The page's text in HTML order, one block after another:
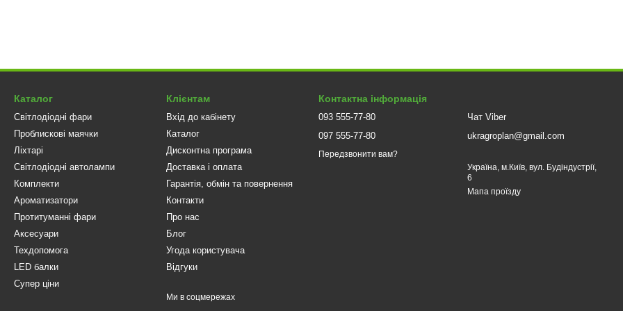
ідеального балансу між потужністю та зручністю встановлення. Такі фари забезпечують сильне світло з великим кутом
з різними типами кузовів і бамперів, а міцний корпус витримує щоденні навантаження. Ці фари — вибір водіїв, які
ефективне світло без компромісів.
120мм — це надійне, універсальне рішення для будь-якого транспорту. Вони поєднують міцність, сучасний вигляд і відмінну
безпечну поїздку навіть у найскладніших умовах.
транспорт отримає новий рівень освітлення, який гарантує комфорт і впевненість на дорозі.
Каталог
Світлодіодні фари
Проблискові маячки
Ліхтарі
Світлодіодні автолампи
Комплекти
Ароматизатори
Протитуманні фари
Аксесуари
Техдопомога
LED балки
Супер ціни
Клієнтам
Вхід до кабінету
Каталог
Дисконтна програма
Доставка і оплата
Гарантія, обмін та повернення
Контакти
Про нас
Блог
Угода користувача
Відгуки
Ми в соцмережах
Контактна інформація
093 555-77-80
097 555-77-80
Передзвонити вам?
Чат Viber
ukragroplan@gmail.com
Україна, м.Київ, вул. Будіндустрії,
6
Мапа проїзду